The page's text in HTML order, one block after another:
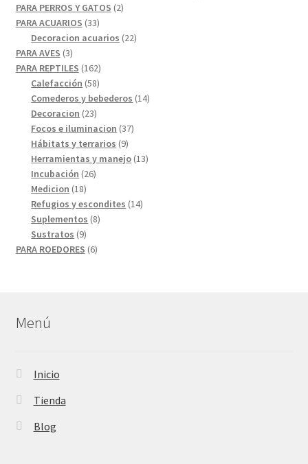
PARA PERROS Y GATOS 22
PARA ACUARIOS 3333
productos
Decoracion acuarios 2222
PARA AVES 33
productos
PARA REPTILES 162162
productos
Calefacción 5858
productos
Comederos y bebederos 1414
Decoracion 2323
productos
Focos e iluminacion 3737
Hábitats y terrarios 99
productos
Herramientas y manejo 1313
Incubación 2626
Medicion 1818
productos
Refugios y escondites 1414
Suplementos 88
Sustratos 99
productos
PARA ROEDORES 66
Menú
Inicio
Tienda
Blog